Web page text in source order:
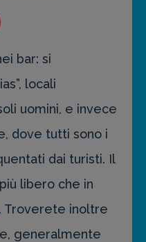
bar: si
locali
uomini, e invece
dove tutti sono i
dai turisti. Il
libero che in
. Troverete inoltre
generalmente